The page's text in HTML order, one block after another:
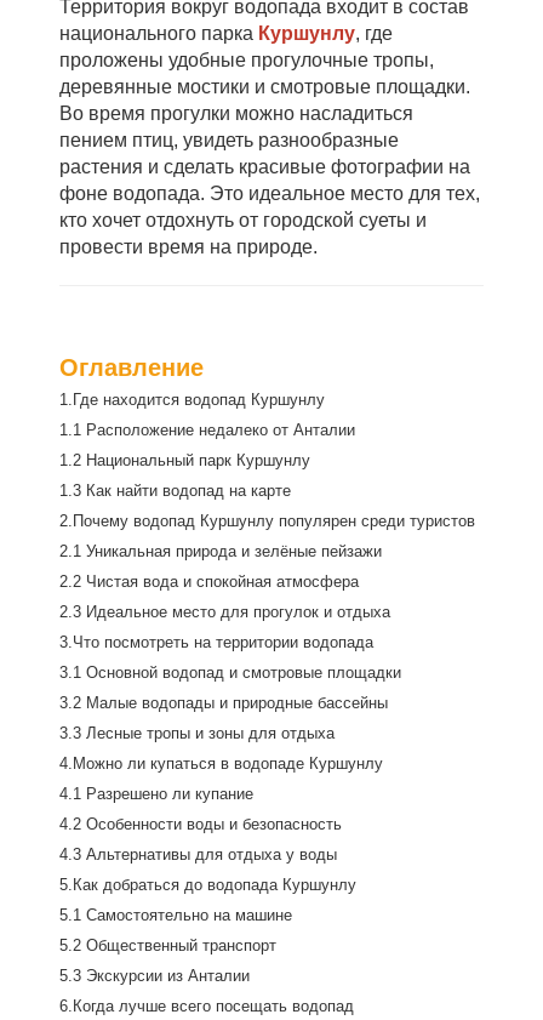
Оглавление
1.Где находится водопад Куршунлу
1.1 Расположение недалеко от Анталии
1.2 Национальный парк Куршунлу
1.3 Как найти водопад на карте
2.Почему водопад Куршунлу популярен среди туристов
2.1 Уникальная природа и зелёные пейзажи
2.2 Чистая вода и спокойная атмосфера
2.3 Идеальное место для прогулок и отдыха
3.Что посмотреть на территории водопада
3.1 Основной водопад и смотровые площадки
3.2 Малые водопады и природные бассейны
3.3 Лесные тропы и зоны для отдыха
4.Можно ли купаться в водопаде Куршунлу
4.1 Разрешено ли купание
4.2 Особенности воды и безопасность
4.3 Альтернативы для отдыха у воды
5.Как добраться до водопада Куршунлу
5.1 Самостоятельно на машине
5.2 Общественный транспорт
5.3 Экскурсии из Анталии
6.Когда лучше всего посещать водопад
Территория вокруг водопада входит в состав
национального парка Куршунлу, где
проложены удобные прогулочные тропы,
деревянные мостики и смотровые площадки.
Во время прогулки можно насладиться
пением птиц, увидеть разнообразные
растения и сделать красивые фотографии на
фоне водопада. Это идеальное место для тех,
кто хочет отдохнуть от городской суеты и
провести время на природе.